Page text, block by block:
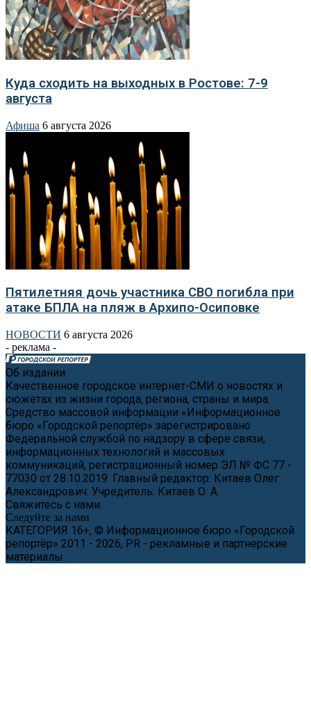
Куда сходить на выходных в Ростове: 7-9
августа
Афиша 6 августа 2026
Пятилетняя дочь участника СВО погибла при
атаке БПЛА на пляж в Архипо-Осиповке
НОВОСТИ 6 августа 2026
- реклама -
Об издании
Качественное городское интернет-СМИ о новостях и
сюжетах из жизни города, региона, страны и мира.
Средство массовой информации «Информационное
бюро «Городской репортёр» зарегистрировано
Федеральной службой по надзору в сфере связи,
информационных технологий и массовых
коммуникаций, регистрационный номер ЭЛ № ФС 77 -
77030 от 28.10.2019. Главный редактор: Китаев Олег
Александрович. Учредитель: Китаев О. А.
Свяжитесь с нами:
Следуйте за нами
КАТЕГОРИЯ 16+, © Информационное бюро «Городской
репортёр» 2011 - 2026, PR - рекламные и партнерские
материалы.